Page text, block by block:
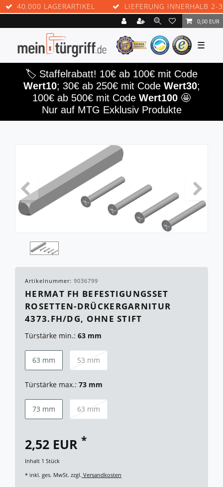
40.000 LAGERARTIKEL LIEFERUNG INNERHALB 2-3
0,00 EUR
☰
🏷️ Staffelrabatt! 10€ ab 100€ mit Code
Wert10; 30€ ab 250€ mit Code Wert30;
100€ ab 500€ mit Code Wert100 🤩
Nur auf MTG Exklusiv Produkte
Artikelnummer: 9036799
HERMAT FH BEFESTIGUNGSSET
ROSETTEN-DRÜCKERGARNITUR
4373.FH/DG, OHNE STIFT
Türstärke min.: 63 mm
63 mm 53 mm
Türstärke max.: 73 mm
73 mm 63 mm
2,52 EUR *
Inhalt 1 Stück
* inkl. ges. MwSt. zzgl. Versandkosten